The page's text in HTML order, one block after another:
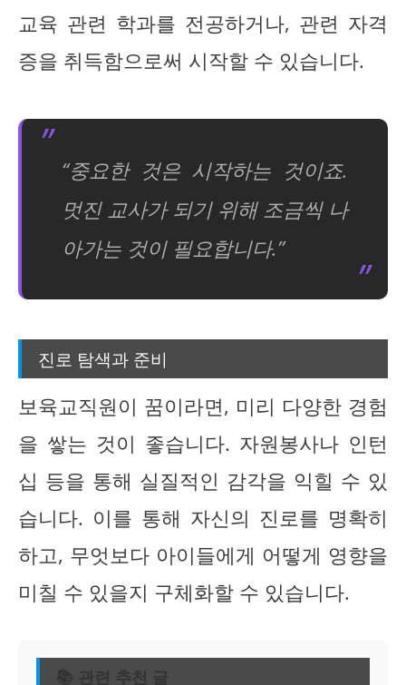
교육 관련 학과를 전공하거나, 관련 자격
증을 취득함으로써 시작할 수 있습니다.
“중요한 것은 시작하는 것이죠.
멋진 교사가 되기 위해 조금씩 나
아가는 것이 필요합니다.”
진로 탐색과 준비
보육교직원이 꿈이라면, 미리 다양한 경험
을 쌓는 것이 좋습니다. 자원봉사나 인턴
십 등을 통해 실질적인 감각을 익힐 수 있
습니다. 이를 통해 자신의 진로를 명확히
하고, 무엇보다 아이들에게 어떻게 영향을
미칠 수 있을지 구체화할 수 있습니다.
📚 관련 추천 글